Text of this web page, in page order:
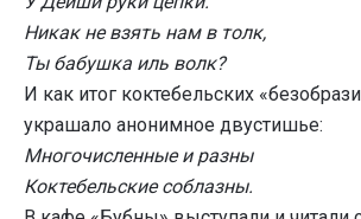
Никак не взять нам в толк,
Ты бабушка иль волк?
И как итог коктебельских
украшало анонимное двустишье:
Многочисленные и разны
Коктебельские соблазны.